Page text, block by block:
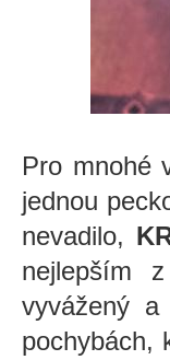
Pro mnohé
jednou
nevadilo,
nejlepším
vyvážený a
pochybách,